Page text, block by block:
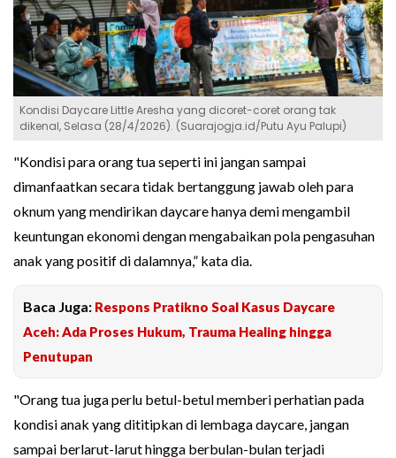
Kondisi Daycare Little Aresha yang dicoret-coret orang tak
dikenal, Selasa (28/4/2026). (Suarajogja.id/Putu Ayu Palupi)
"Kondisi para orang tua seperti ini jangan sampai
dimanfaatkan secara tidak bertanggung jawab oleh para
oknum yang mendirikan daycare hanya demi mengambil
keuntungan ekonomi dengan mengabaikan pola pengasuhan
anak yang positif di dalamnya,” kata dia.
Baca Juga: Respons Pratikno Soal Kasus Daycare
Aceh: Ada Proses Hukum, Trauma Healing hingga
Penutupan
"Orang tua juga perlu betul-betul memberi perhatian pada
kondisi anak yang dititipkan di lembaga daycare, jangan
sampai berlarut-larut hingga berbulan-bulan terjadi